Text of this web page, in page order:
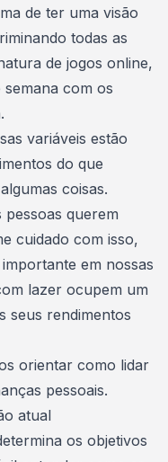
de ter uma visão
todas as
de jogos online,
com os
variáveis estão
do que
coisas.
pessoas querem
cuidado com isso,
em nossas
lazer ocupem um
seus rendimentos
orientar como lidar
pessoais.
atual
os objetivos